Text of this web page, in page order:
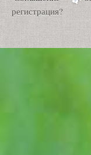
регистрация?